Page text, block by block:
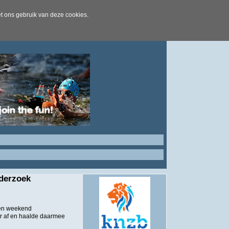
ons gebruik van deze cookies.
weekend
af en haalde daarmee